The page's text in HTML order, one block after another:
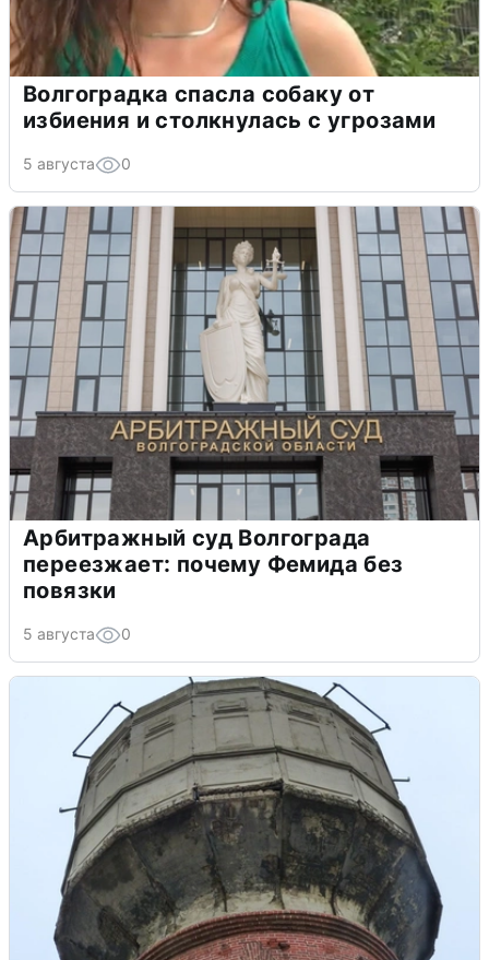
Волгоградка спасла собаку от
избиения и столкнулась с угрозами
5 августа 0
Арбитражный суд Волгограда
переезжает: почему Фемида без
повязки
5 августа 0